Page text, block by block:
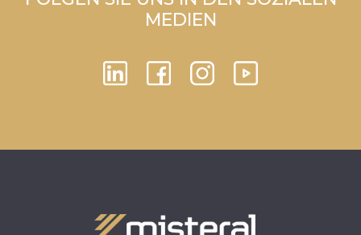
MEDIEN